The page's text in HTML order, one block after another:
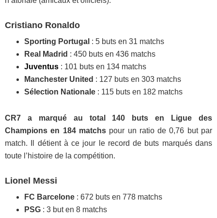
Cristiano Ronaldo
Sporting Portugal : 5 buts en 31 matchs
Real Madrid : 450 buts en 436 matchs
Juventus : 101 buts en 134 matchs
Manchester United : 127 buts en 303 matchs
Sélection Nationale : 115 buts en 182 matchs
CR7 a marqué au total 140 buts en Ligue des
Champions en 184 matchspour un ratio de 0,76 but par
match. Il détient à ce jour le record de buts marqués dans
toute l’histoire de la compétition.
Lionel Messi
FC Barcelone : 672 buts en 778 matchs
PSG : 3 but en 8 matchs